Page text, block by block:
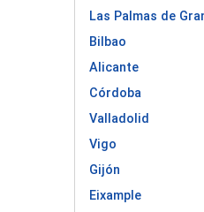
Las Palmas de
Bilbao
Alicante
Córdoba
Valladolid
Vigo
Gijón
Eixample